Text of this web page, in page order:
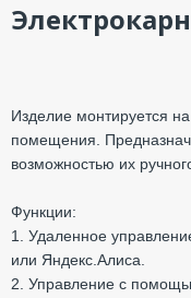
Изделие монтируется
помещения.
возможностью их
Функции:
1. Удаленное
или Яндекс.Алиса.
2. Управление с